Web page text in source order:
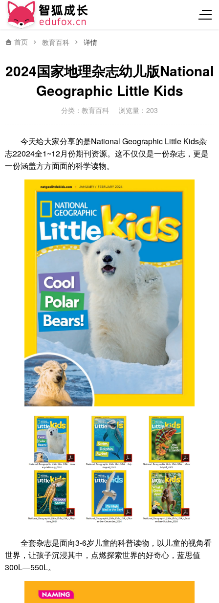
首页 教育百科 详情
2024国家地理杂志幼儿版National
Geographic Little Kids
分类： 教育百科 浏览量：203
今天给大家分享的是National Geographic Little Kids杂
志22024全1~12月份期刊资源。这不仅仅是一份杂志，更是
一份涵盖方方面面的科学读物。
全套杂志是面向3-6岁儿童的科普读物，以儿童的视角看
世界，让孩子沉浸其中，点燃探索世界的好奇心，蓝思值
300L—550L。